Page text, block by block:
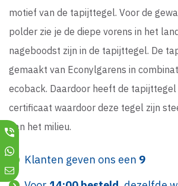
motief van de tapijttegel. Voor de
polder zie je de diepe vorens in het
nageboodst zijn in de tapijttegel. De
gemaakt van Econylgarens in
ecoback. Daardoor heeft de
certificaat waardoor deze tegel zijn
aan het milieu.
Klanten geven ons een 9